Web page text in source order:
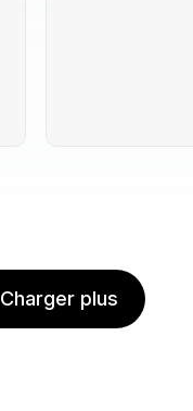
Charger plus